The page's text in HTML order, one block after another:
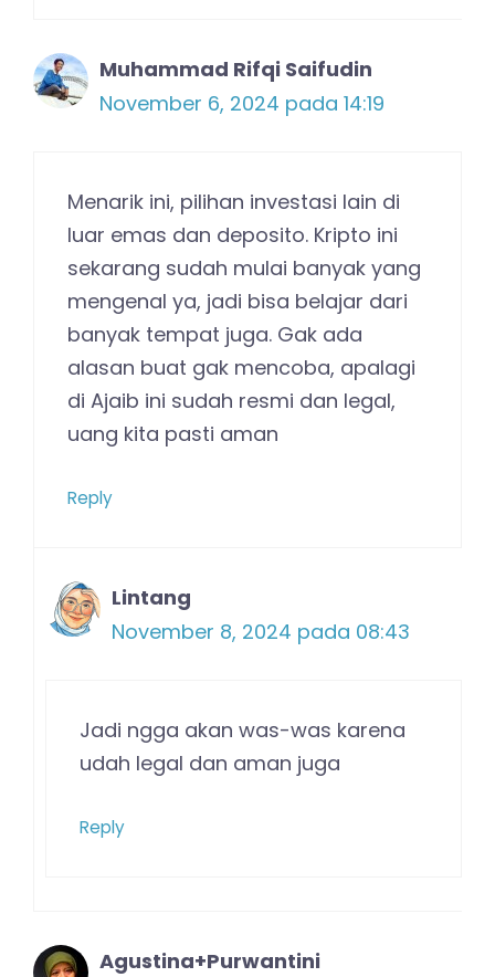
Muhammad Rifqi Saifudin
November 6, 2024 pada 14:19
Menarik ini, pilihan investasi lain di
luar emas dan deposito. Kripto ini
sekarang sudah mulai banyak yang
mengenal ya, jadi bisa belajar dari
banyak tempat juga. Gak ada
alasan buat gak mencoba, apalagi
di Ajaib ini sudah resmi dan legal,
uang kita pasti aman
Reply
Lintang
November 8, 2024 pada 08:43
Jadi ngga akan was-was karena
udah legal dan aman juga
Reply
Agustina+Purwantini